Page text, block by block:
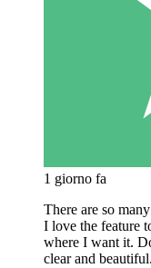
1 giorno fa
There are so
I love the feature
where I want it.
clear and beautiful.